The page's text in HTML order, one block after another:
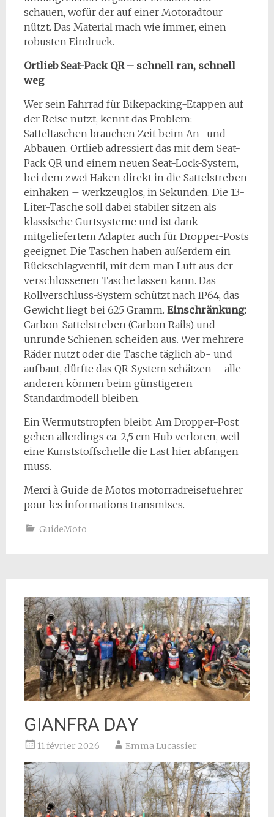
schauen, wofür der auf einer Motoradtour
nützt. Das Material mach wie immer, einen
robusten Eindruck.
Ortlieb Seat-Pack QR – schnell ran, schnell
weg
Wer sein Fahrrad für Bikepacking-Etappen auf
der Reise nutzt, kennt das Problem:
Satteltaschen brauchen Zeit beim An- und
Abbauen. Ortlieb adressiert das mit dem Seat-
Pack QR und einem neuen Seat-Lock-System,
bei dem zwei Haken direkt in die Sattelstreben
einhaken – werkzeuglos, in Sekunden. Die 13-
Liter-Tasche soll dabei stabiler sitzen als
klassische Gurtsysteme und ist dank
mitgeliefertem Adapter auch für Dropper-Posts
geeignet. Die Taschen haben außerdem ein
Rückschlagventil, mit dem man Luft aus der
verschlossenen Tasche lassen kann. Das
Rollverschluss-System schützt nach IP64, das
Gewicht liegt bei 625 Gramm. Einschränkung:
Carbon-Sattelstreben (Carbon Rails) und
unrunde Schienen scheiden aus. Wer mehrere
Räder nutzt oder die Tasche täglich ab- und
aufbaut, dürfte das QR-System schätzen – alle
anderen können beim günstigeren
Standardmodell bleiben.
Ein Wermutstropfen bleibt: Am Dropper-Post
gehen allerdings ca. 2,5 cm Hub verloren, weil
eine Kunststoffschelle die Last hier abfangen
muss.
Merci à Guide de Motos motorradreisefuehrer
pour les informations transmises.
GuideMoto
GIANFRA DAY
11 février 2026 Emma Lucassier